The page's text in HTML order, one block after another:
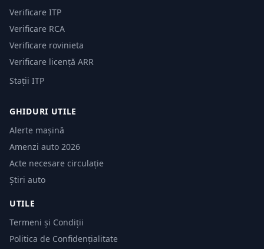
Verificare ITP
Verificare RCA
Verificare rovinieta
Verificare licență ARR
Stații ITP
GHIDURI UTILE
Alerte mașină
Amenzi auto 2026
Acte necesare circulație
Știri auto
UTILE
Termeni și Condiții
Politica de Confidențialitate